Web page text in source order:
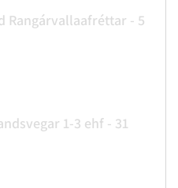
Rangárvallaafréttar - 5
1-3 ehf - 31